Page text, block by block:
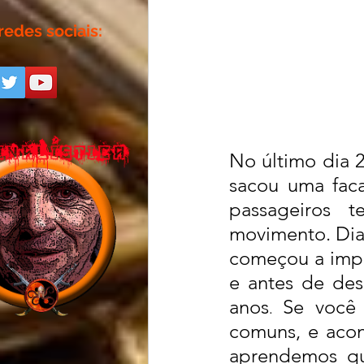
No último dia
sacou uma
passageiros
movimento.
começou a
e antes de
anos. Se
comuns, e
aprendemos
sociais: